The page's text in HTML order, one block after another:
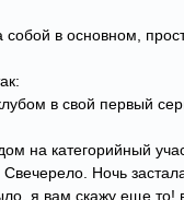
собой в основном,
в свой первый
на категорийный
Ночь
я вам скажу еще то!